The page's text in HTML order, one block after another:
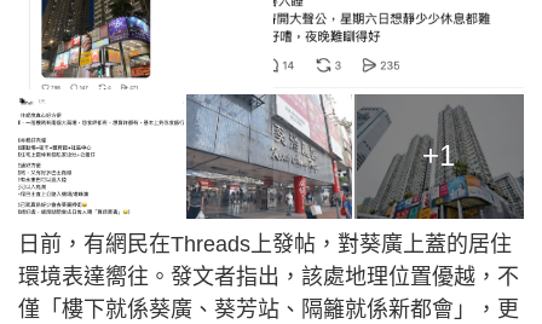
+1
日前，有網民在Threads上發帖，對葵廣上蓋的居住
環境表達嚮往。發文者指出，該處地理位置優越，不
僅「樓下就係葵廣、葵芳站、隔籬就係新都會」，更